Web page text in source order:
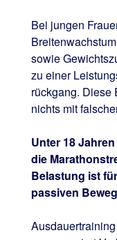
Bei jungen
sowie
zu einer
rückgang. Diese
nichts mit
Unter 18
die
Belastung ist
passiven